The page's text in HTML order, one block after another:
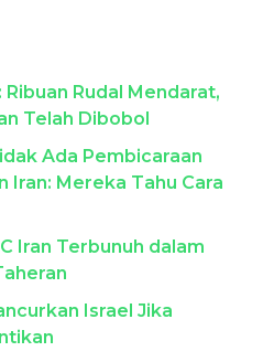
Rudal Mendarat,
Telah Dibobol
Ada Pembicaraan
Iran: Mereka Tahu Cara
Iran Terbunuh dalam
Israel Jika